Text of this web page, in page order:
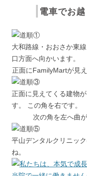
電車でお
大和路線・おおさか東
口方面へ向かいます。
正面にFamilyMartが見
正面に見えてくる建物
す。 この角を右です。
次の角を左へ曲
平山デンタルクリニッ
ね。